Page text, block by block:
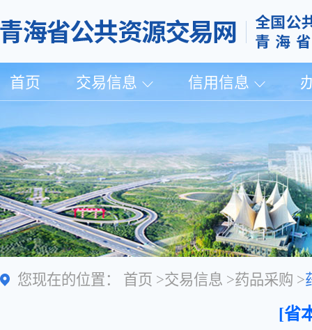
首页 交易信息 信用信息
您现在的位置： 首页 >交易信息 >药品采购 >
[省